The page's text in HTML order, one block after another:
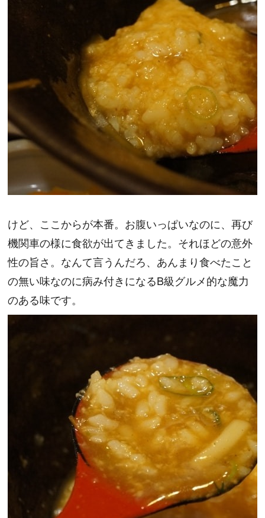
けど、ここからが本番。お腹いっぱいなのに、再び
機関車の様に食欲が出てきました。それほどの意外
性の旨さ。なんて言うんだろ、あんまり食べたこと
の無い味なのに病み付きになるB級グルメ的な魔力
のある味です。